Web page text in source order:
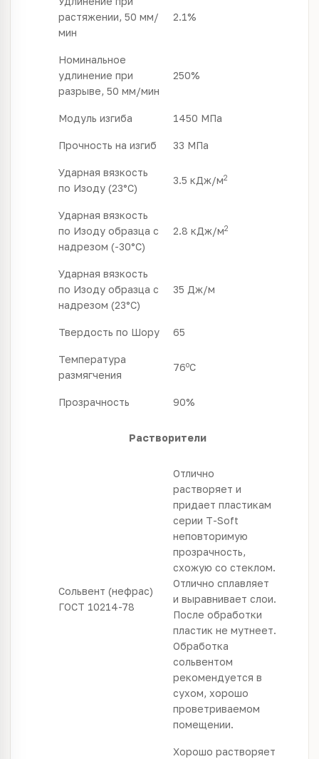
растяжении, 50 мм/
мин
2.1%
Номинальное
удлинение при
разрыве, 50 мм/мин
250%
Модуль изгиба 1450 МПа
Прочность на изгиб 33 МПа
Ударная вязкость
по Изоду (23°C)
3.5 кДж/м2
Ударная вязкость
по Изоду образца с
надрезом (-30°C)
2.8 кДж/м2
Ударная вязкость
по Изоду образца с
надрезом (23°C)
35 Дж/м
Твердость по Шору 65
Температура
размягчения
76oC
Прозрачность 90%
Растворители
Сольвент (нефрас)
ГОСТ 10214-78
Отлично
растворяет и
придает пластикам
серии T-Soft
неповторимую
прозрачность,
схожую со стеклом.
Отлично сплавляет
и выравнивает слои.
После обработки
пластик не мутнеет.
Обработка
сольвентом
рекомендуется в
сухом, хорошо
проветриваемом
помещении.
Хорошо растворяет